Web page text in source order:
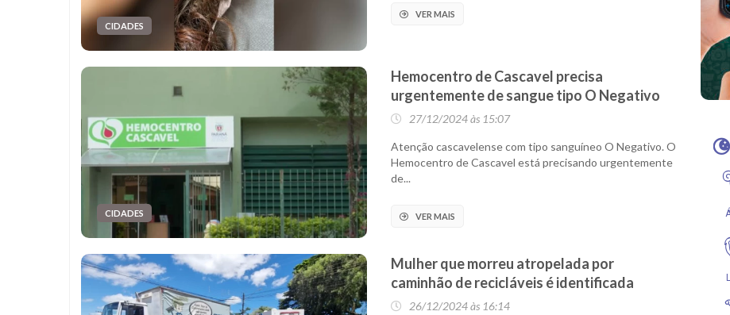
CIDADES
VER MAIS
CIDADES
Hemocentro de Cascavel precisa
urgentemente de sangue tipo O Negativo
27/12/2024 às 15:07
Atenção cascavelense com tipo sanguíneo O Negativo. O
Hemocentro de Cascavel está precisando urgentemente
de...
VER MAIS
Mulher que morreu atropelada por
caminhão de recicláveis é identificada
26/12/2024 às 16:14